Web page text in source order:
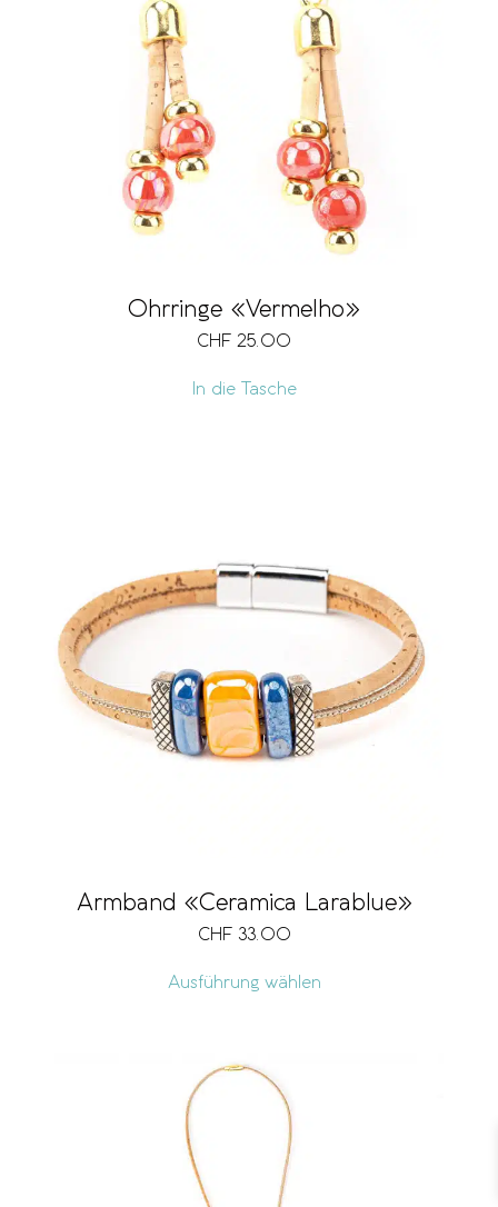
Ohrringe «Vermelho»
CHF 25.00
In die Tasche
Armband «Ceramica Larablue»
CHF 33.00
Ausführung wählen